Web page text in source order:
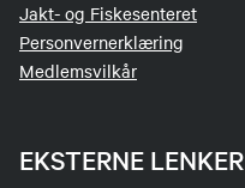
Jakt- og Fiskesenteret
Personvernerklæring
Medlemsvilkår
EKSTERNE LENKER